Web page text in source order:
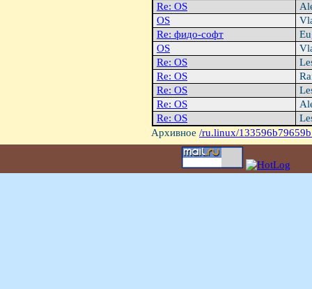
Re: OS
OS
Re: фидо-софт
OS
Re: OS
Re: OS
Re: OS
Re: OS
Re: OS
Архивное /ru.linux/